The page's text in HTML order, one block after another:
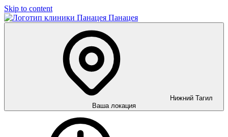
Skip to content
Панацея
Нижний Тагил
Ваша локация